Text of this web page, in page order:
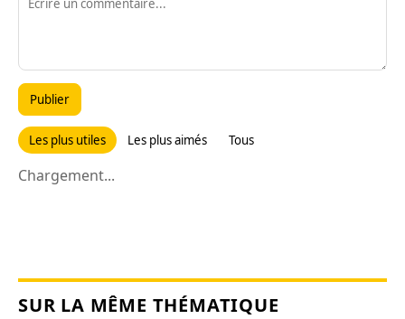
Publier
Les plus utiles Les plus aimés Tous
Chargement...
SUR LA MÊME THÉMATIQUE